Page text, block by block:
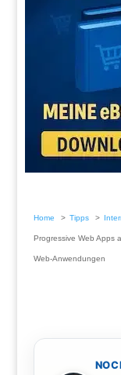
Home Tipps
Progressive Web Apps
Web-Anwendungen